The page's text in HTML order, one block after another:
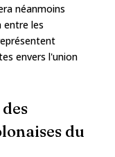
néanmoins
entre les
envers l'union
du